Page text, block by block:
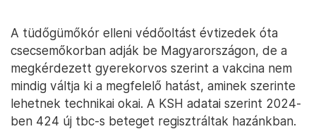
A tüdőgümőkór elleni védőoltást évtizedek óta
csecsemőkorban adják be Magyarországon, de a
megkérdezett gyerekorvos szerint a vakcina nem
mindig váltja ki a megfelelő hatást, aminek szerinte
lehetnek technikai okai. A KSH adatai szerint 2024-
ben 424 új tbc-s beteget regisztráltak hazánkban.